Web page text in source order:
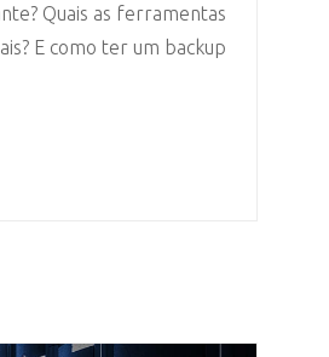
Quais as ferramentas
E como ter um backup